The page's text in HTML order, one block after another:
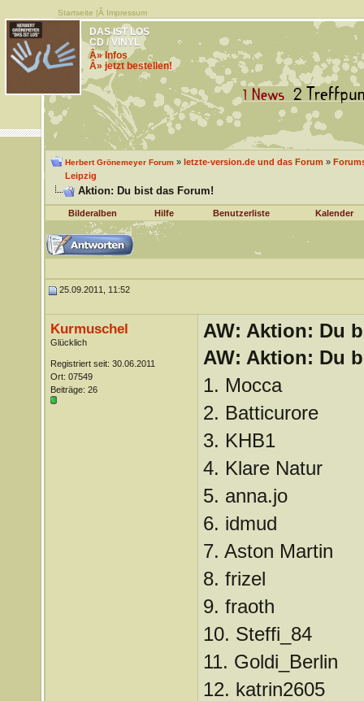
Startseite |Â Impressum
DAS IST LOS
CD / VINYL
Â» Infos
Â» jetzt bestellen!
Herbert Grönemeyer Forum» letzte-version.de und das Forum »
Leipzig
Aktion: Du bist das Forum!
Bilderalben Hilfe Benutzerliste Kalender
25.09.2011, 11:52
Kurmuschel
Glücklich
Registriert seit: 30.06.2011
Ort: 07549
Beiträge: 26
AW: Aktion: Du
AW: Aktion: Du
1. Mocca
2. Batticurore
3. KHB1
4. Klare Natur
5. anna.jo
6. idmud
7. Aston Martin
8. frizel
9. fraoth
10. Steffi_84
11. Goldi_Berlin
12. katrin2605